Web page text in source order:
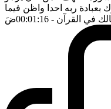
بعبادة ربه احدا واظن فيما
في القرآن - 00:01:16 ضَ